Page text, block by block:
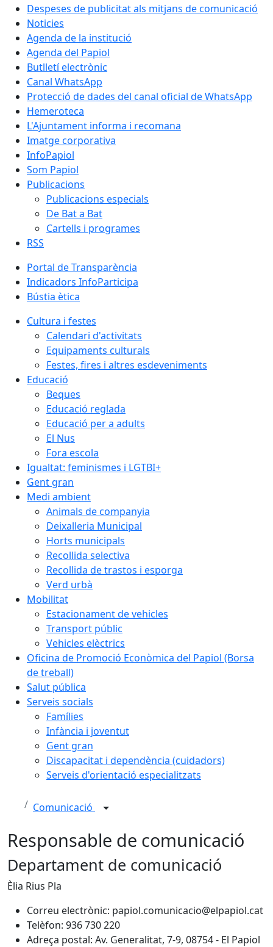
Despeses de publicitat als mitjans de comunicació
Noticies
Agenda de la institució
Agenda del Papiol
Butlletí electrònic
Canal WhatsApp
Protecció de dades del canal oficial de WhatsApp
Hemeroteca
L'Ajuntament informa i recomana
Imatge corporativa
InfoPapiol
Som Papiol
Publicacions
Publicacions especials
De Bat a Bat
Cartells i programes
RSS
Portal de Transparència
Indicadors InfoParticipa
Bústia ètica
Cultura i festes
Calendari d'activitats
Equipaments culturals
Festes, fires i altres esdeveniments
Educació
Beques
Educació reglada
Educació per a adults
El Nus
Fora escola
Igualtat: feminismes i LGTBI+
Gent gran
Medi ambient
Animals de companyia
Deixalleria Municipal
Horts municipals
Recollida selectiva
Recollida de trastos i esporga
Verd urbà
Mobilitat
Estacionament de vehicles
Transport públic
Vehicles elèctrics
Oficina de Promoció Econòmica del Papiol (Borsa
de treball)
Salut pública
Serveis socials
Famílies
Infància i joventut
Gent gran
Discapacitat i dependència (cuidadors)
Serveis d'orientació especialitzats
Comunicació
Responsable de comunicació
Departament de comunicació
Èlia Rius Pla
Correu electrònic: papiol.comunicacio@elpapiol.cat
Telèfon: 936 730 220
Adreça postal: Av. Generalitat, 7-9, 08754 - El Papiol